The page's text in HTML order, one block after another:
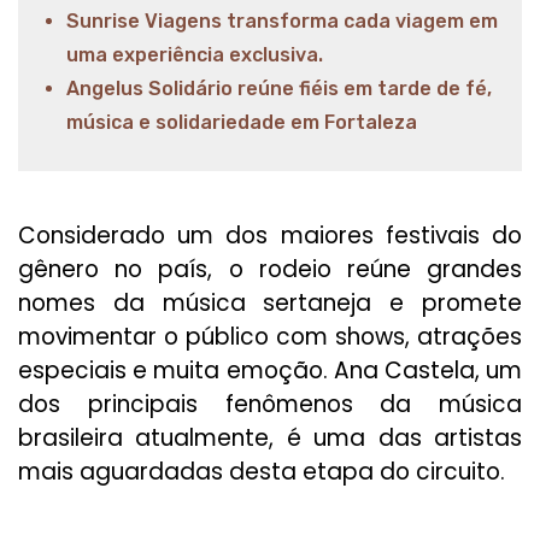
Sunrise Viagens transforma cada viagem em
uma experiência exclusiva.
Angelus Solidário reúne fiéis em tarde de fé,
música e solidariedade em Fortaleza
Considerado um dos maiores festivais do
gênero no país, o rodeio reúne grandes
nomes da música sertaneja e promete
movimentar o público com shows, atrações
especiais e muita emoção. Ana Castela, um
dos principais fenômenos da música
brasileira atualmente, é uma das artistas
mais aguardadas desta etapa do circuito.